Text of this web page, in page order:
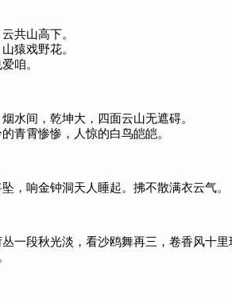
共山高下。
猿戏野花。
咱。
水间，乾坤大，四面云山无遮碍。
青霄惨惨，人惊的白鸟皑皑。
，响金钟洞天人睡起。拂不散满衣云气。
一段秋光淡，看沙鸥舞再三，卷香风十里